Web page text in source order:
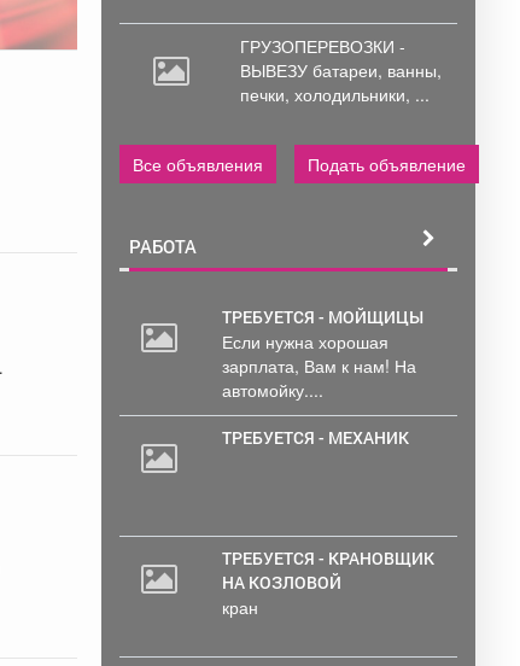
ГРУЗОПЕРЕВОЗКИ -
ВЫВЕЗУ батареи, ванны,
печки, холодильники, ...
Все объявления Подать объявление
РАБОТА
ТРЕБУЕТСЯ - МОЙЩИЦЫ
Если нужна хорошая
зарплата, Вам к нам! На
автомойку....
ТРЕБУЕТСЯ - МЕХАНИК
ТРЕБУЕТСЯ - КРАНОВЩИК
НА КОЗЛОВОЙ
кран